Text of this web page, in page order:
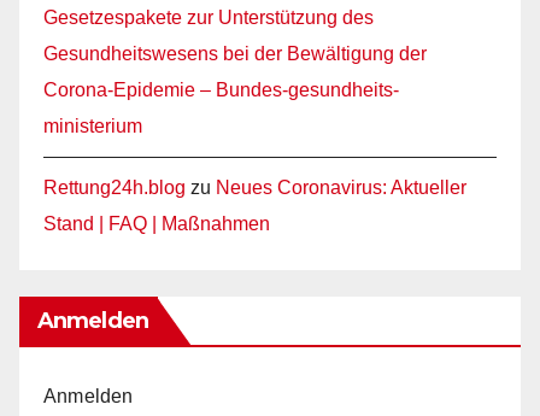
Gesetzespakete zur Unterstützung des
Gesundheitswesens bei der Bewältigung der
Corona-Epidemie – Bundes-gesundheits-
ministerium
Rettung24h.blog zu Neues Coronavirus: Aktueller
Stand | FAQ | Maßnahmen
Anmelden
Anmelden